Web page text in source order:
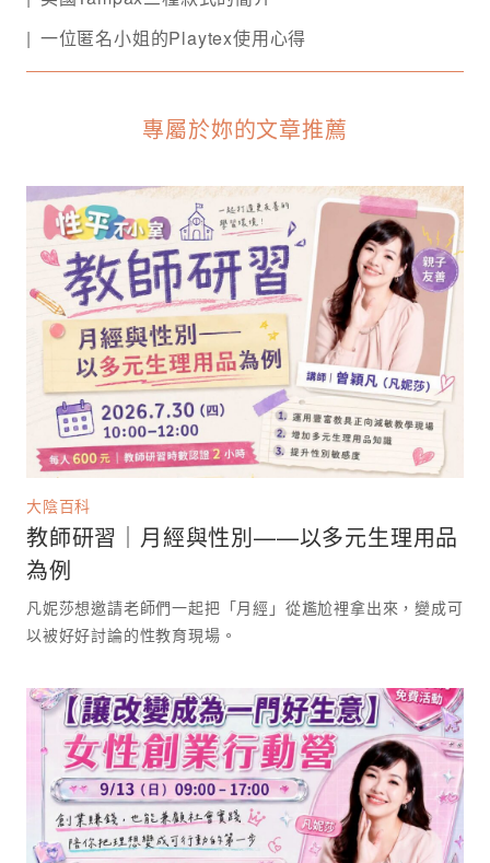
一位匿名小姐的Playtex使用心得
專屬於妳的文章推薦
大陰百科
教師研習｜月經與性別——以多元生理用品
為例
凡妮莎想邀請老師們一起把「月經」從尷尬裡拿出來，變成可